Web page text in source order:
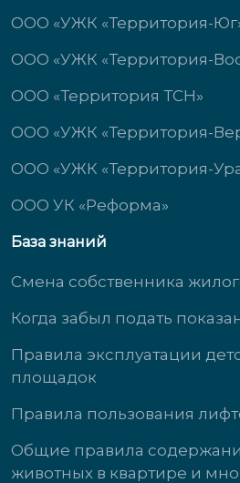
ООО «УЖК «Территория-
ООО «УЖК «Территория-
ООО «Территория ТСН»
ООО «УЖК «Территория-
ООО «УЖК «Территория-
ООО УК «Реформа»
База знаний
Смена собственника
Когда забыл подать
Правила эксплуатации
площадок
Правила пользования
Общие правила
животных в квартире и